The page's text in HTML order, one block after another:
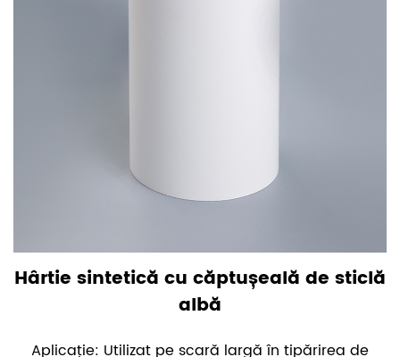
Hârtie sintetică cu căptușeală de sticlă
albă
Aplicație: Utilizat pe scară largă în tipărirea de